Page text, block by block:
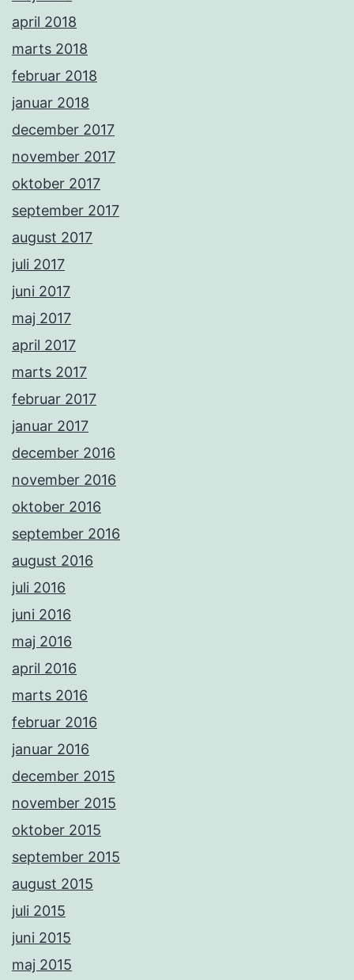
april 2018
marts 2018
februar 2018
januar 2018
december 2017
november 2017
oktober 2017
september 2017
august 2017
juli 2017
juni 2017
maj 2017
april 2017
marts 2017
februar 2017
januar 2017
december 2016
november 2016
oktober 2016
september 2016
august 2016
juli 2016
juni 2016
maj 2016
april 2016
marts 2016
februar 2016
januar 2016
december 2015
november 2015
oktober 2015
september 2015
august 2015
juli 2015
juni 2015
maj 2015